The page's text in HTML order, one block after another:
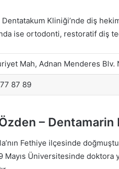
Dentatakum Kliniği’nde diş
ise ortodonti, restoratif diş
Mah, Adnan Menderes
87 89
– Dentamarin
Fethiye ilçesinde
Mayıs Üniversitesinde doktora